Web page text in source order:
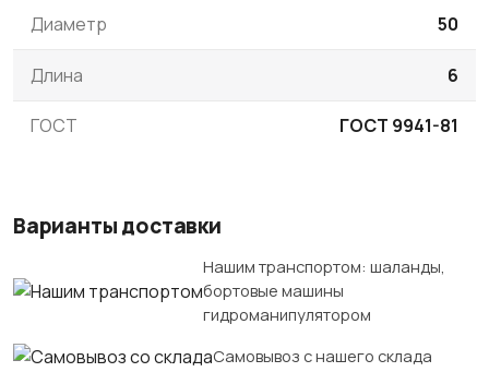
Диаметр 50
Длина 6
ГОСТ ГОСТ 9941-81
Варианты доставки
Нашим транспортом: шаланды,
бортовые машины
гидроманипулятором
Самовывоз с нашего склада